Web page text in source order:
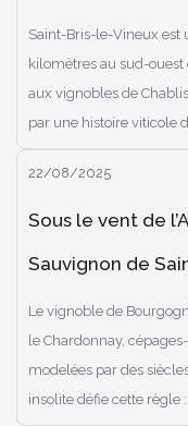
Saint-Bris-le-Vineux est
kilomètres au sud-ouest
aux vignobles de
par une histoire viticole
22/08/2025
Sous le vent de
Sauvignon de
Le vignoble de
le Chardonnay,
modelées par des
insolite défie cette règle :